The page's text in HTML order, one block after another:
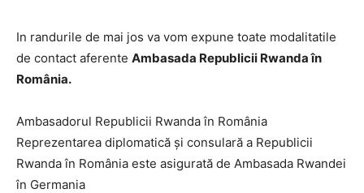
In randurile de mai jos va vom expune toate modalitatile
de contact aferente Ambasada Republicii Rwanda în
România.
Ambasadorul Republicii Rwanda în România
Reprezentarea diplomatică şi consulară a Republicii
Rwanda în România este asigurată de Ambasada Rwandei
în Germania